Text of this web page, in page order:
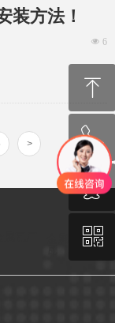
装方法！
넶 6
>
金属屋面
ꁸ
回到顶部
ꂅ
130-1131-0692
ꁗ
QQꀥ